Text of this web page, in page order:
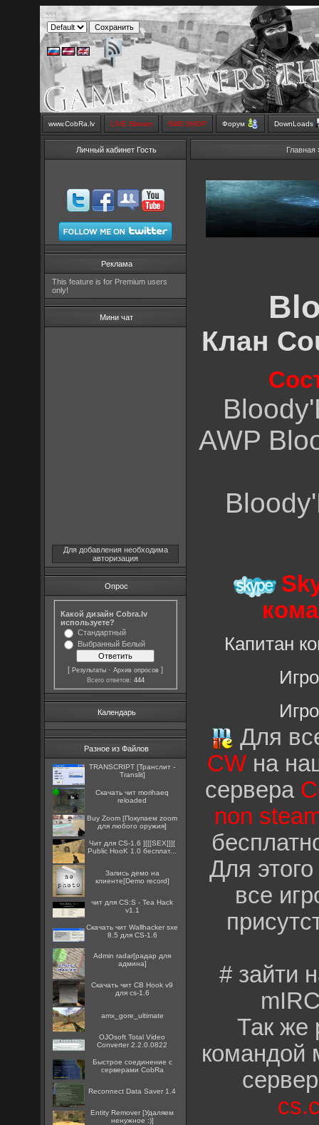
www.CobRa.lv LIVE Stream SMS SHOP Форум DownLoads
Личный кабинет Гость
Реклама
This feature is for Premium users
only!
Мини чат
Для добавления необходима
авторизация
Опрос
Какой дизайн Cobra.lv
используете?
Стандартный
Выбранный Белый
[Результаты ·Архив опросов ]
Всего ответов: 444
Календарь
Разное из Файлов
TRANSCRIPT [Транслит -
Translit]
Скачать чит morihaeq
reloaded
Buy Zoom [Покупаем zoom
для любого оружия]
Чит для CS-1.6 ][[[SEX]]][
Public HooK 1.0 бесплат...
Запись демо на
клиенте[Demo record]
чит для CS:S - Tea Hack
v1.1
Скачать чит Wallhacker sxe
8.5 для CS-1.6
Admin radar[радар для
админа]
Скачать чит CB Hook v9
для cs-1.6
amx_gore_ultimate
OJOsoft Total Video
Converter 2.2.0.0822
Быстрое соединение с
серверами CobRa
Reconnect Data Saver 1.4
Entity Remover [Удаляем
ненужное :)]
Главная
Клан
AWP
Капитан
Для
CWна
сервера
non
Для
все
# зайти
Так же
командой